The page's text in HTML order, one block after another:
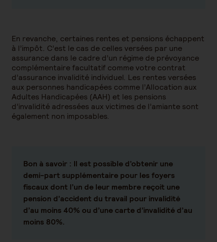
En revanche, certaines rentes et pensions échappent
à l’impôt. C’est le cas de celles versées par une
assurance dans le cadre d’un régime de prévoyance
complémentaire facultatif comme votre contrat
d’assurance invalidité individuel. Les rentes versées
aux personnes handicapées comme l’Allocation aux
Adultes Handicapées (AAH) et les pensions
d’invalidité adressées aux victimes de l’amiante sont
également non imposables.
Bon à savoir : Il est possible d’obtenir une
demi-part supplémentaire pour les foyers
fiscaux dont l’un de leur membre reçoit une
pension d’accident du travail pour invalidité
d’au moins 40% ou d’une carte d’invalidité d’au
moins 80%.